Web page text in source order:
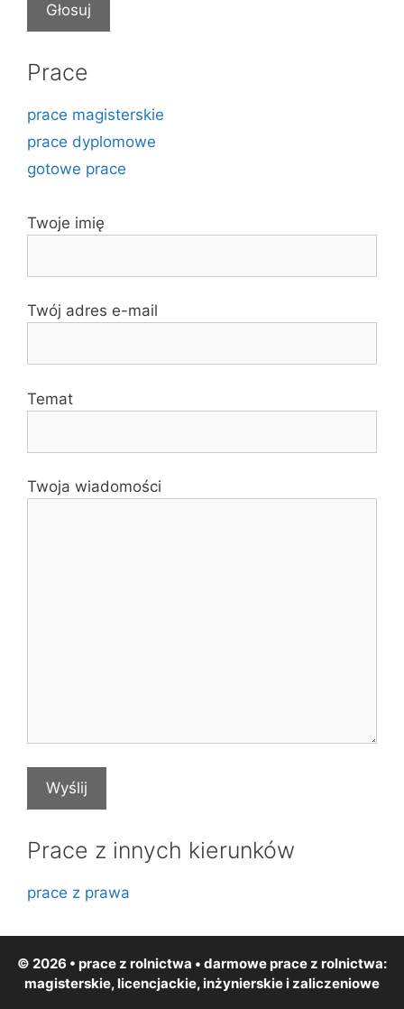
Prace
prace magisterskie
prace dyplomowe
gotowe prace
Twoje imię
Twój adres e-mail
Temat
Twoja wiadomości
Prace z innych kierunków
prace z prawa
© 2026 • prace z rolnictwa • darmowe prace z rolnictwa:
magisterskie, licencjackie, inżynierskie i zaliczeniowe